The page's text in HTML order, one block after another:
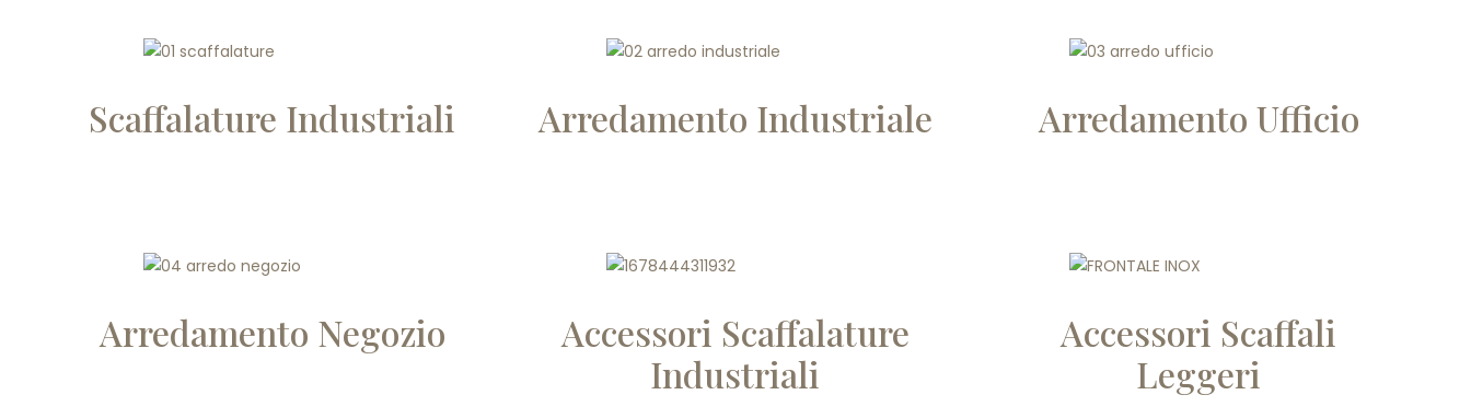
Scaffalature Industriali Arredamento Industriale Arredamento Ufficio
Arredamento Negozio
Accessori Scaffalature
Industriali
Accessori Scaffali
Leggeri